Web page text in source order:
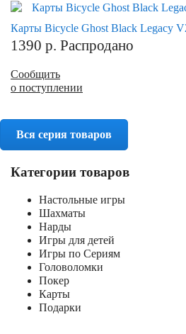
Карты Bicycle Ghost Black Legacy
1390 р. Распродано
Сообщить
о поступлении
Вся серия товаров
Категории товаров
Настольные игры
Шахматы
Нарды
Игры для детей
Игры по Сериям
Головоломки
Покер
Карты
Подарки